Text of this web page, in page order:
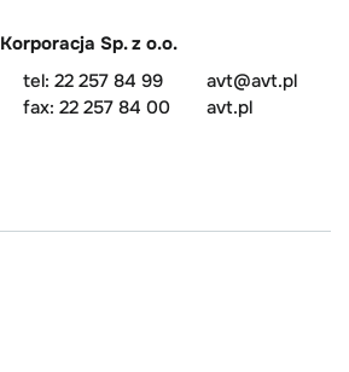
Sp. z o.o.
tel: 22 257 84 99
fax: 22 257 84 00
avt@avt.pl
avt.pl